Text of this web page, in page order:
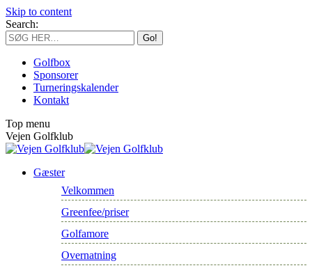
Skip to content
Search:
Golfbox
Sponsorer
Turneringskalender
Kontakt
Top menu
Vejen Golfklub
Gæster
Velkommen
Greenfee/priser
Golfamore
Overnatning